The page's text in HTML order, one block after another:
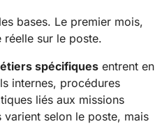
bases. Le premier mois,
sur le poste.
spécifiques entrent en
internes, procédures
liés aux missions
selon le poste, mais